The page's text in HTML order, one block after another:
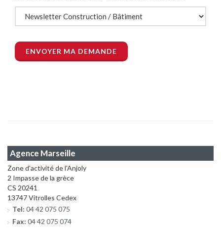
Agence Marseille
Zone d'activité de l'Anjoly
2 Impasse de la grèce
CS 20241
13747 Vitrolles Cedex
Tel: 04 42 075 075
Fax: 04 42 075 074